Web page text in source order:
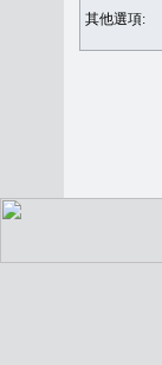
其他選項: